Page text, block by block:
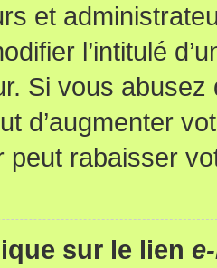
et
l’intitulé
Si vous
d’augmenter
peut rabaisser
sur le lien